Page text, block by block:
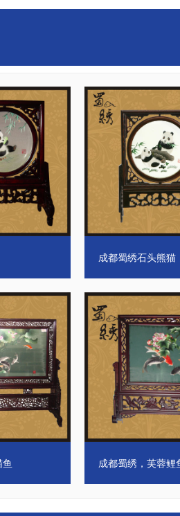
成都蜀绣，芙蓉鲤鱼
成都蜀绣专卖，刺